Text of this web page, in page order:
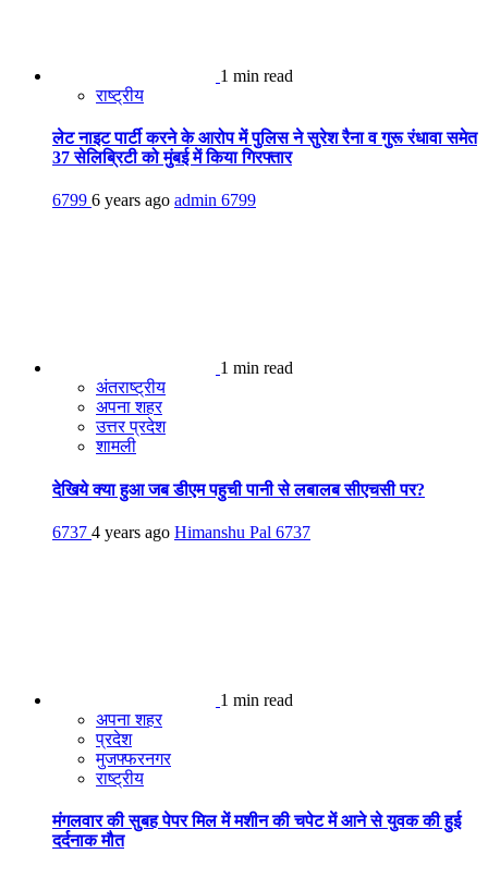
1 min read
राष्ट्रीय
लेट नाइट पार्टी करने के आरोप में पुलिस ने सुरेश रैना व गुरू रंधावा समेत
37 सेलिब्रिटी को मुंबई में किया गिरफ्तार
6799 6 years ago admin 6799
1 min read
अंतराष्ट्रीय
अपना शहर
उत्तर प्रदेश
शामली
देखिये क्या हुआ जब डीएम पहुची पानी से लबालब सीएचसी पर?
6737 4 years ago Himanshu Pal 6737
1 min read
अपना शहर
प्रदेश
मुजफ्फरनगर
राष्ट्रीय
मंगलवार की सुबह पेपर मिल में मशीन की चपेट में आने से युवक की हुई
दर्दनाक मौत